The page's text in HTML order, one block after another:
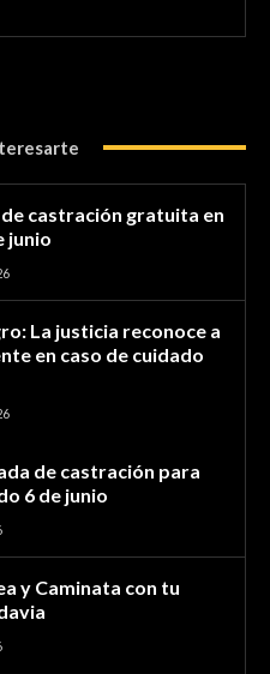
castración gratuita en
junio
La justicia reconoce a
en caso de cuidado
de castración para
6 de junio
y Caminata con tu